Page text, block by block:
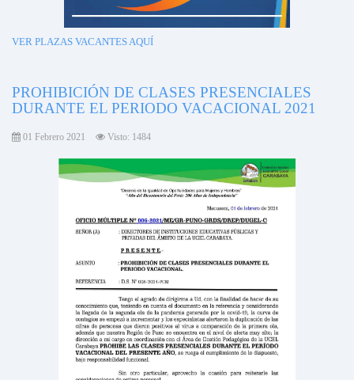
VER PLAZAS VACANTES AQUÍ
PROHIBICIÓN DE CLASES PRESENCIALES
DURANTE EL PERIODO VACACIONAL 2021
01 Febrero 2021 Visto: 1484